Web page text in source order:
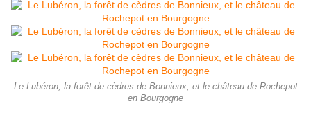
Le Lubéron, la forêt de cèdres de Bonnieux, et le château de Rochepot
en Bourgogne